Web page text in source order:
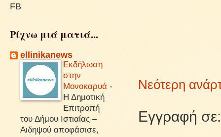
Νεότερη
Εγγραφή
FB
Ρίχνω μιά ματιά...
ellinikanews
Εκδήλωση
στην
Μονοκαρυά -
Η Δημοτική
Επιτροπή
του Δήμου Ιστιαίας –
Αιδηψού αποφάσισε,